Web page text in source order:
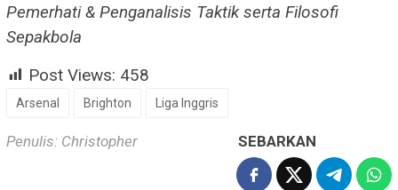
Pemerhati & Penganalisis Taktik serta Filosofi
Sepakbola
Post Views: 458
Arsenal Brighton Liga Inggris
Penulis: Christopher SEBARKAN